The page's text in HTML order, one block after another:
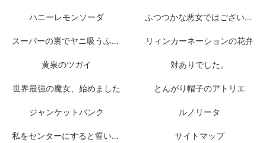
ハニーレモンソーダ ふつつかな悪女ではございますが
スーパーの裏でヤニ吸うふたり リィンカーネーションの花弁
黄泉のツガイ 対ありでした。
世界最強の魔女、始めました とんがり帽子のアトリエ
ジャンケットバンク ルノリータ
私をセンターにすると誓いますか？ サイトマップ